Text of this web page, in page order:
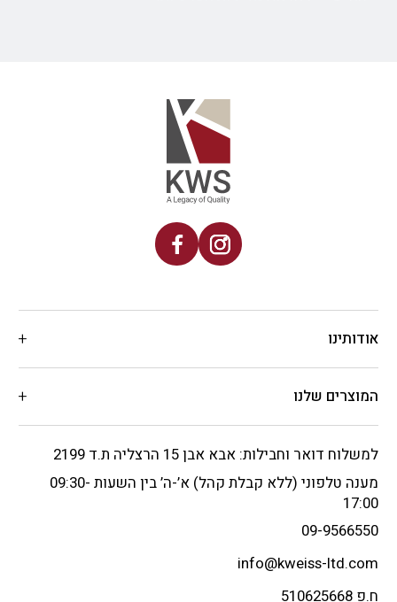
אודותינו
המוצרים שלנו
למשלוח דואר וחבילות: אבא אבן 15 הרצליה ת.ד 2199
מענה טלפוני (ללא קבלת קהל) א’-ה’ בין השעות 09:30-
17:00
09-9566550
info@kweiss-ltd.com
ח.פ 510625668